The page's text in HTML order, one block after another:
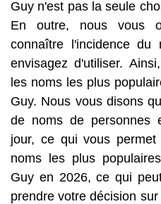
Guy n'est pas la seule
En outre, nous vous
connaître l'incidence du
envisagez d'utiliser.
les noms les plus
Guy. Nous vous disons
de noms de personnes
jour, ce qui vous
noms les plus
Guy en 2026, ce qui
prendre votre décision